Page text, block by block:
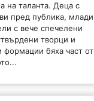
на таланта. Деца с
пред публика, млади
с вече спечелени
творци и
формации бяха част от